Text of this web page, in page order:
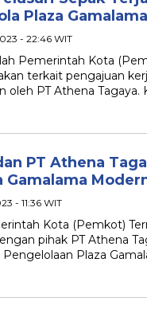
Plaza
- 22:46 WIT
Pemerintah Kota
terkait pengajuan
oleh PT Athena Tagaya.
PT Athena
Gamalama
- 11:36 WIT
Kota (Pemkot)
pihak PT Athena
Plaza